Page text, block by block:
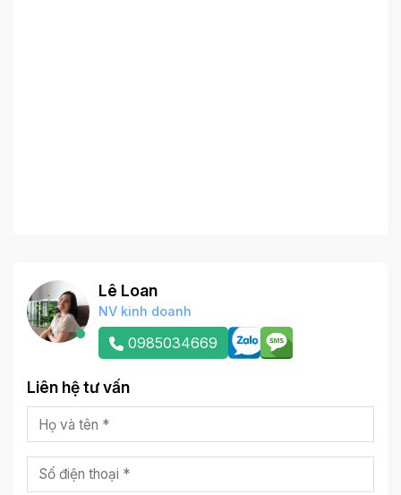
Lê Loan
NV kinh doanh
0985034669
Liên hệ tư vấn